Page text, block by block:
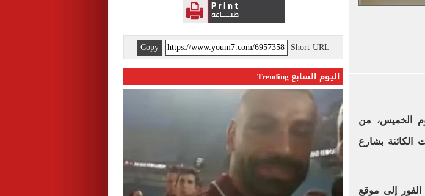
الخميس، من
الكائنة بشارع
إلى موقع
Short URL
Copy
اليوم السابع Trending